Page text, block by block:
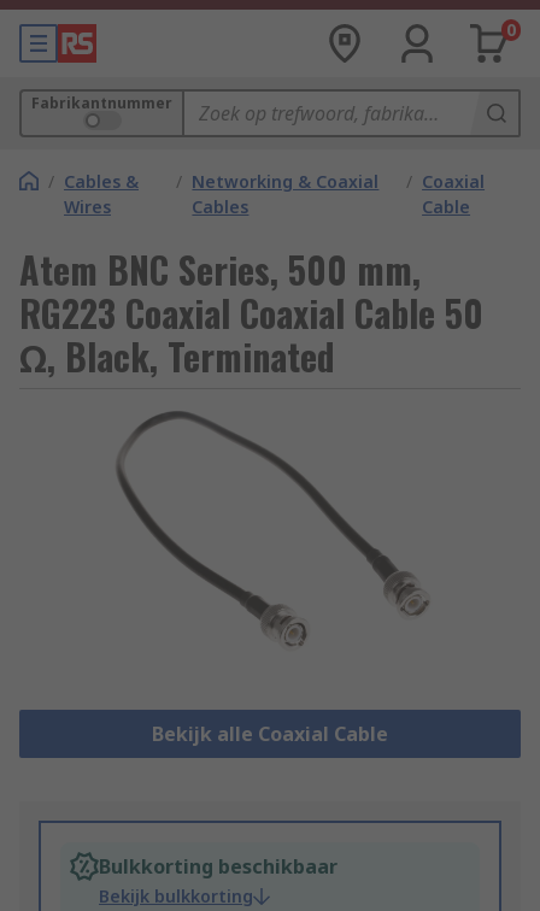
0
Fabrikantnummer
/ Cables &
Wires
/ Networking & Coaxial
Cables
/ Coaxial
Cable
Atem BNC Series, 500 mm,
RG223 Coaxial Coaxial Cable 50
Ω, Black, Terminated
Bekijk alle Coaxial Cable
Bulkkorting beschikbaar
Bekijk bulkkorting